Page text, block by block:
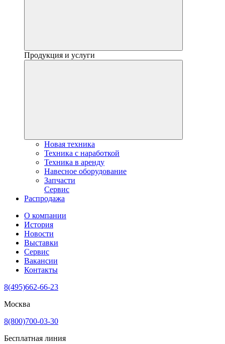
Продукция и услуги
Новая техника
Техника с наработкой
Техника в аренду
Навесное оборудование
Запчасти
Сервис
Распродажа
О компании
История
Новости
Выставки
Сервис
Вакансии
Контакты
8(495)662-66-23
Москва
8(800)700-03-30
Бесплатная линия